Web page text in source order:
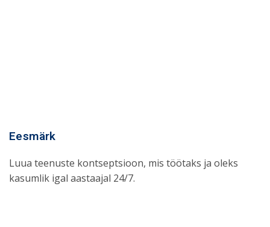
Eesmärk
Luua teenuste kontseptsioon, mis töötaks ja oleks
kasumlik igal aastaajal 24/7.